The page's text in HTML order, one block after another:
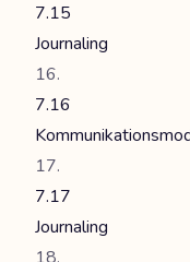
7.15
Journaling
7.16
7.17
Journaling